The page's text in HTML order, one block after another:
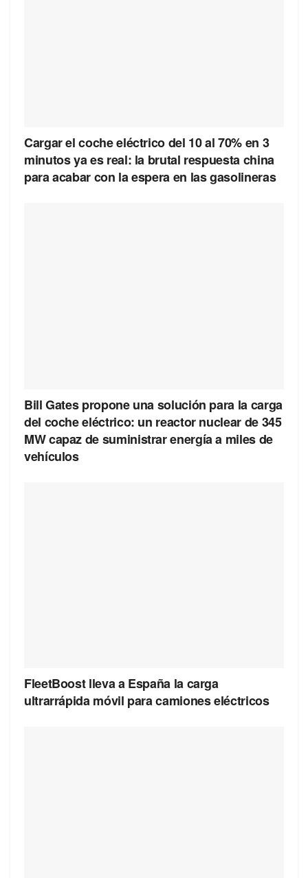
Cargar el coche eléctrico del 10 al 70% en 3
minutos ya es real: la brutal respuesta china
para acabar con la espera en las gasolineras
Bill Gates propone una solución para la carga
del coche eléctrico: un reactor nuclear de 345
MW capaz de suministrar energía a miles de
vehículos
FleetBoost lleva a España la carga
ultrarrápida móvil para camiones eléctricos